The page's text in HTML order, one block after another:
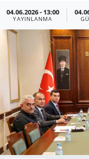
04.06.2026 - 13:00
YAYINLANMA